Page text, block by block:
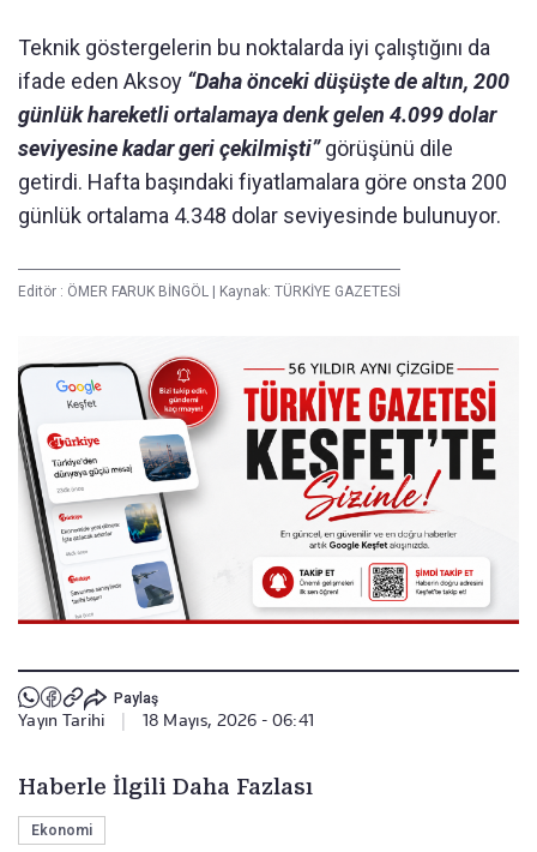
Teknik göstergelerin bu noktalarda iyi çalıştığını da
ifade eden Aksoy “Daha önceki düşüşte de altın, 200
günlük hareketli ortalamaya denk gelen 4.099 dolar
seviyesine kadar geri çekilmişti”görüşünü dile
getirdi. Hafta başındaki fiyatlamalara göre onsta 200
günlük ortalama 4.348 dolar seviyesinde bulunuyor.
Editör : ÖMER FARUK BİNGÖL Kaynak: TÜRKİYE GAZETESİ
Paylaş
Yayın Tarihi 18 Mayıs, 2026 - 06:41
Haberle İlgili Daha Fazlası
Ekonomi